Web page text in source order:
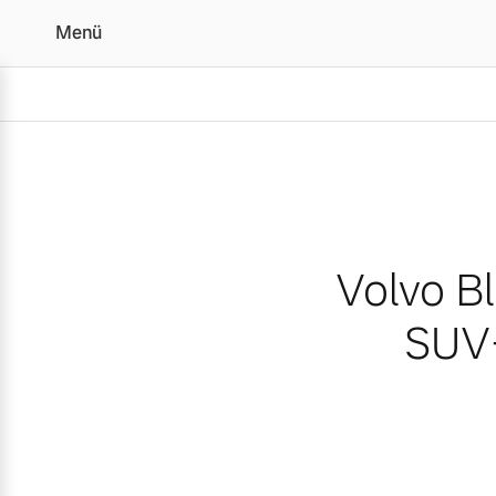
Menü
Volvo